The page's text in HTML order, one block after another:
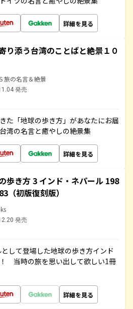
詳細を見る
り添う台湾のことばと絶景１０
旅の名言＆絶景
発売
た「地球の歩き方」があなたにお届
湾の名言と癒やしの絶景集
詳細を見る
歩き方 3 インド・ネパール 198
（初版復刻版）
発売
して登場した地球の歩き方インド
当時の旅を思い出して欲しい1冊
詳細を見る